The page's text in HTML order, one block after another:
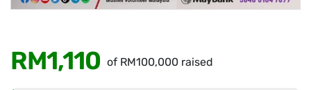
RM1,110 of RM100,000 raised